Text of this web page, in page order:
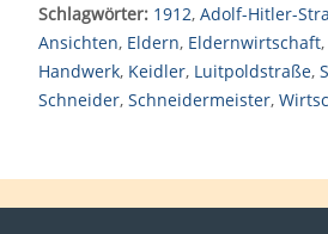
Schlagwörter: 1912, Adolf-Hitler-
Ansichten, Eldern, Eldernwirtschaft,
Handwerk, Keidler, Luitpoldstraße,
Schneider, Schneidermeister,